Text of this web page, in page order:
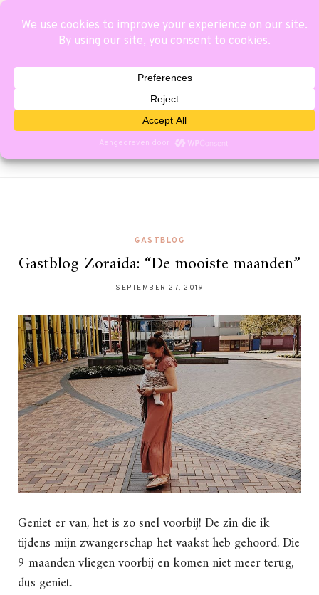
GASTBLOG
Gastblog Zoraida: “De mooiste maanden”
SEPTEMBER 27, 2019
Geniet er van, het is zo snel voorbij! De zin die ik
tijdens mijn zwangerschap het vaakst heb gehoord. Die
9 maanden vliegen voorbij en komen niet meer terug,
dus geniet.